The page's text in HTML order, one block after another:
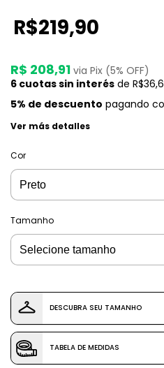
R$219,90
R$ 208,91 via Pix (5% OFF)
6 cuotas sin interés de
5% de descuento pagando
Ver más detalles
Cor
Tamanho
DESCUBRA SEU TAMANHO
TABELA DE MEDIDAS